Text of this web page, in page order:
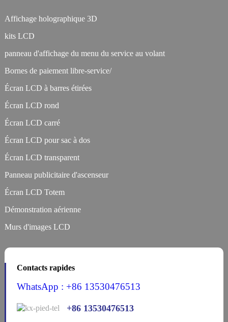
Affichage holographique 3D
kits LCD
panneau d'affichage du menu du service au volant
Bornes de paiement libre-service/
Écran LCD à barres étirées
Écran LCD rond
Écran LCD carré
Écran LCD pour sac à dos
Écran LCD transparent
Panneau publicitaire d'ascenseur
Écran LCD Totem
Démonstration aérienne
Murs d'images LCD
Contacts rapides
WhatsApp : +86 13530476513
+86 13530476513